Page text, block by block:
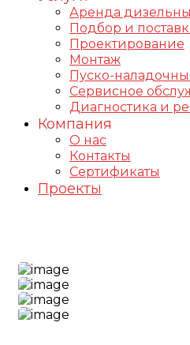
Аренда
Подбор и
Проектирование
Монтаж
Пуско-
Сервисное
Диагностика и
Компания
О нас
Контакты
Сертификаты
Проекты